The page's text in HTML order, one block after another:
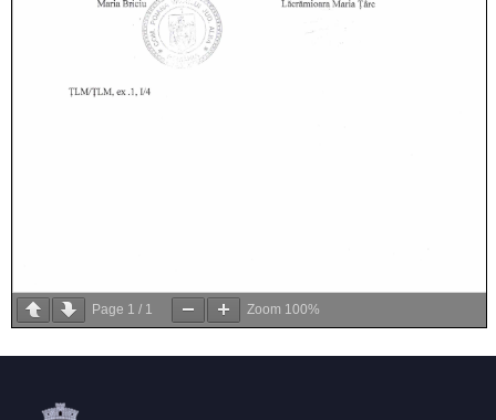
Page 1 / 1 Zoom 100%